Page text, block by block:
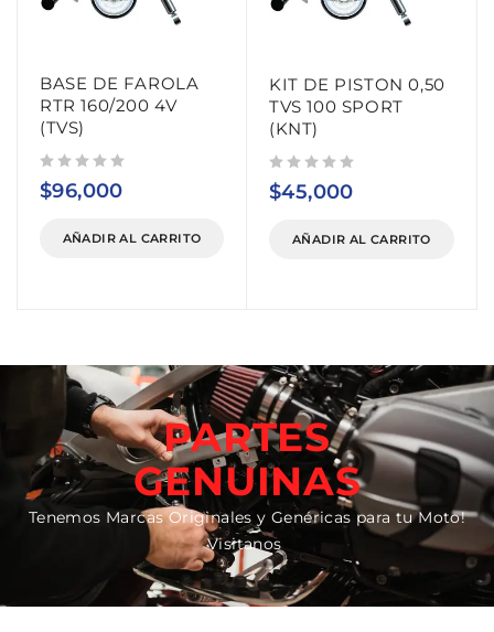
BASE DE FAROLA
RTR 160/200 4V
(TVS)
$96,000
AÑADIR AL CARRITO
KIT DE PISTON 0,50
TVS 100 SPORT
(KNT)
$45,000
AÑADIR AL CARRITO
PARTES
GENUINAS
Tenemos Marcas Originales y Genéricas para tu Moto!
Visitanos